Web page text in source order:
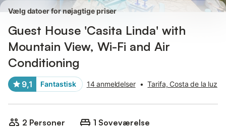
Vælg datoer for nøjagtige priser
Guest House 'Casita Linda' with
Mountain View, Wi-Fi and Air
Conditioning
9,1 Fantastisk 14 anmeldelser • Tarifa, Costa de la luz
2 Personer
1 Soveværelse